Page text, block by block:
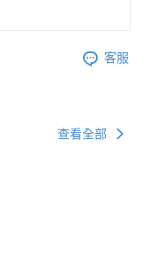
客服
查看全部